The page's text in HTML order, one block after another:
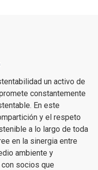
un activo de
constantemente
En este
y el respeto
a lo largo de toda
en la sinergia entre
ambiente y
socios que